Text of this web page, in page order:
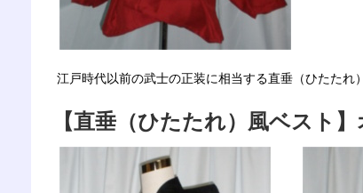
江戸時代以前の武士の正装に相当する直垂（ひたた
【直垂（ひたたれ）風ベスト